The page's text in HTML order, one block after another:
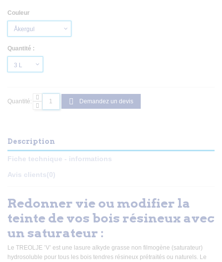
Couleur
Quantité :
Quantité: Demandez un devis
Description
Fiche technique - informations
Avis clients(0)
Redonner vie ou modifier la
teinte de vos bois résineux avec
un saturateur :
Le TREOLJE ’V’ est une lasure alkyde grasse non filmogène (saturateur)
hydrosoluble pour tous les bois tendres résineux prétraités ou naturels. Le